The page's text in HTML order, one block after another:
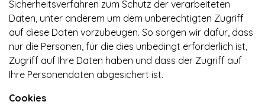
Sicherheitsverfahren zum Schutz der verarbeiteten
Daten, unter anderem um dem unberechtigten Zugriff
auf diese Daten vorzubeugen. So sorgen wir dafür, dass
nur die Personen, für die dies unbedingt erforderlich ist,
Zugriff auf Ihre Daten haben und dass der Zugriff auf
Ihre Personendaten abgesichert ist.
Cookies